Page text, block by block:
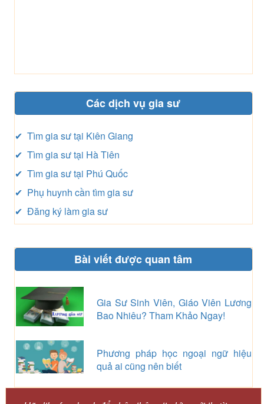
Các dịch vụ gia sư
✔ Tìm gia sư tại Kiên Giang
✔ Tìm gia sư tại Hà Tiên
✔ Tìm gia sư tại Phú Quốc
✔ Phụ huynh cần tìm gia sư
✔ Đăng ký làm gia sư
Bài viết được quan tâm
Gia Sư Sinh Viên, Giáo Viên Lương
Bao Nhiêu? Tham Khảo Ngay!
Phương pháp học ngoại ngữ hiệu
quả ai cũng nên biết